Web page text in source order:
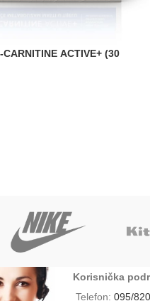
ACTIVE+ (30
Korisnička
Telefon: 095/